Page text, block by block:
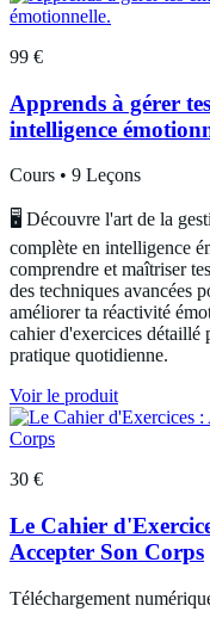
99 €
Apprends à gérer
intelligence
Cours • 9 Leçons
🖥️ Découvre l'art de la
complète en intelligence
comprendre et maîtriser
des techniques avancées
améliorer ta réactivité
cahier d'exercices détaillé
pratique quotidienne.
Voir le produit
30 €
Le Cahier
Accepter Son Corps
Téléchargement